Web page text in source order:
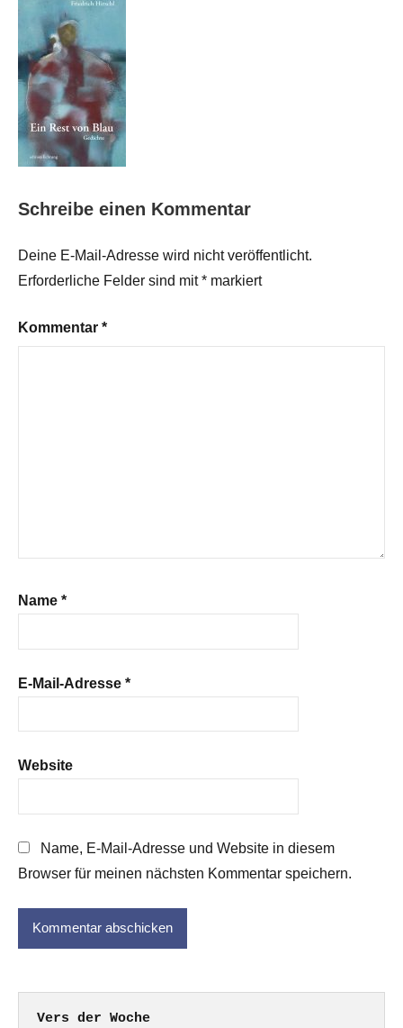
Schreibe einen Kommentar
Deine E-Mail-Adresse wird nicht veröffentlicht.
Erforderliche Felder sind mit* markiert
Kommentar *
Name *
E-Mail-Adresse *
Website
Name, E-Mail-Adresse und Website in diesem
Browser für meinen nächsten Kommentar speichern.
Vers der Woche